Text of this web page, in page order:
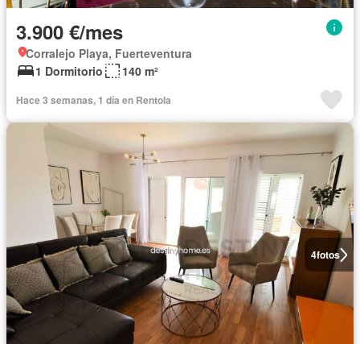
3.900 €/mes
Corralejo Playa, Fuerteventura
1 Dormitorio
140 m²
Hace 3 semanas, 1 día en Rentola
4fotos